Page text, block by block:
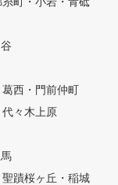
葛西・門前仲町
々木上原
聖蹟桜ヶ丘・稲城